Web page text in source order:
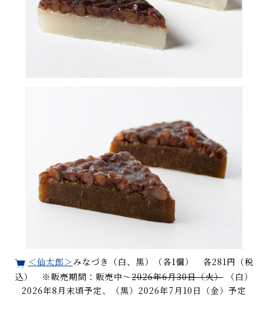
＜仙太郎＞ みなづき（白、黒）（各1個） 各281円（税
込） ※販売期間：販売中〜2026年6月30日（火） （白）
2026年8月末頃予定、（黒）2026年7月10日（金）予定